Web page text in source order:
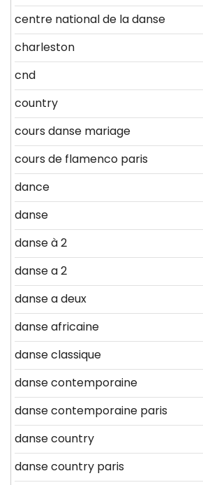
centre national de la danse
charleston
cnd
country
cours danse mariage
cours de flamenco paris
dance
danse
danse à 2
danse a 2
danse a deux
danse africaine
danse classique
danse contemporaine
danse contemporaine paris
danse country
danse country paris